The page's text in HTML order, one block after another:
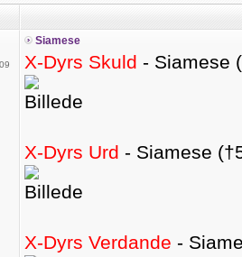
Siamese
X-Dyrs Skuld - Siamese
X-Dyrs Urd - Siamese
X-Dyrs Verdande -